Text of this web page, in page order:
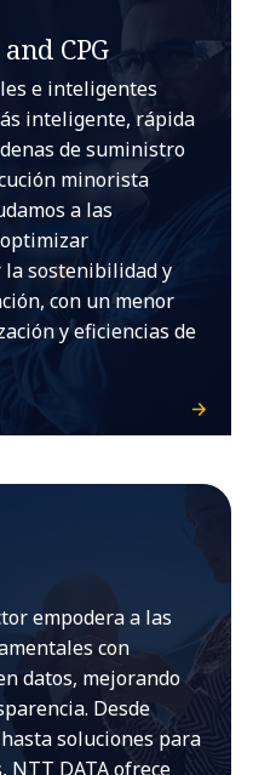
CPG
e inteligentes
inteligente, rápida
de suministro
minorista
a las
la sostenibilidad y
con un menor
y eficiencias de
empodera a las
con
datos, mejorando
Desde
soluciones para
NTT DATA ofrece